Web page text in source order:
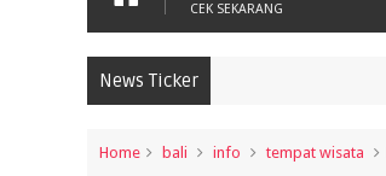
CEK SEKARANG
News Ticker
Home bali info tempat wisata